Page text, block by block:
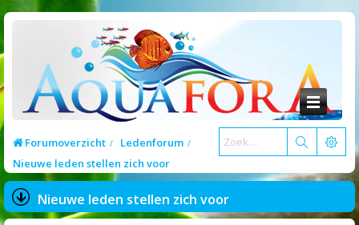
Forumoverzicht
Ledenforum
Nieuwe leden stellen zich voor
Nieuwe leden stellen zich voor